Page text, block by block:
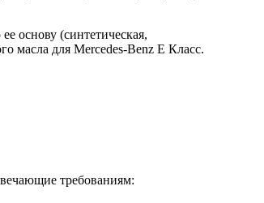
основу (синтетическая,
масла для Mercedes-Benz E Класс.
требованиям: